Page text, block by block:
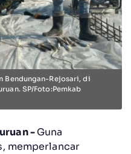
Bendungan-Rejosari, di
SP/Foto:Pemkab
-Guna
memperlancar